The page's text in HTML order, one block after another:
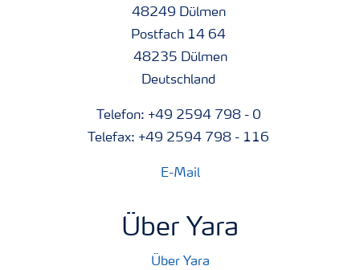
48249 Dülmen
Postfach 14 64
48235 Dülmen
Deutschland
Telefon: +49 2594 798 - 0
Telefax: +49 2594 798 - 116
E-Mail
Über Yara
Über Yara